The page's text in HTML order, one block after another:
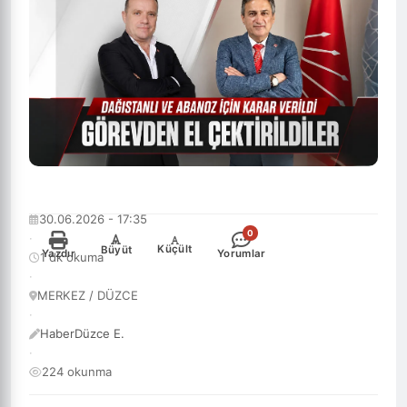
30.06.2026 - 17:35
·
1 dk okuma
·
MERKEZ / DÜZCE
·
HaberDüzce E.
·
224 okunma
Yazdır
+
Büyüt
-
Küçült
0
Yorumlar